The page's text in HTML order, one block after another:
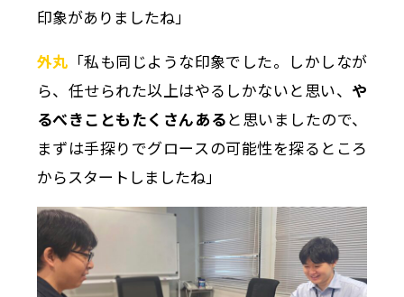
印象がありましたね」
外丸 「私も同じような印象でした。しかしなが
ら、任せられた以上はやるしかないと思い、 や
るべきこともたくさんあると思いましたので、
まずは手探りでグロースの可能性を探るところ
からスタートしましたね」